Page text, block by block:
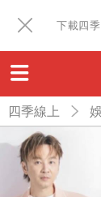
下載四
四季線上